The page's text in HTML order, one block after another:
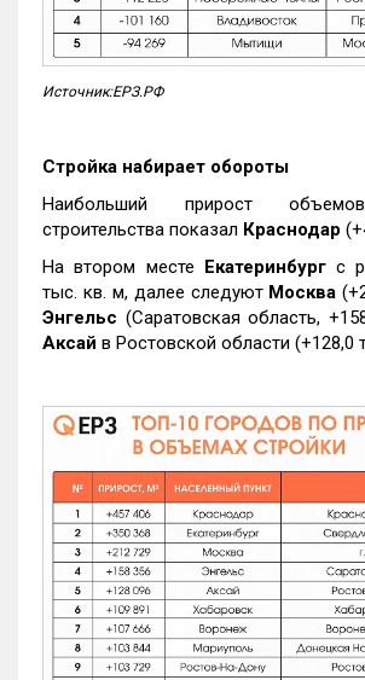
Источник:ЕРЗ.РФ
Стройка набирает обороты
Наибольший прирост
строительства показал Краснодар
На втором месте Екатеринбургс
тыс. кв. м, далее следуют Москва
Энгельс (Саратовская область,
Аксай в Ростовской области (+128,0